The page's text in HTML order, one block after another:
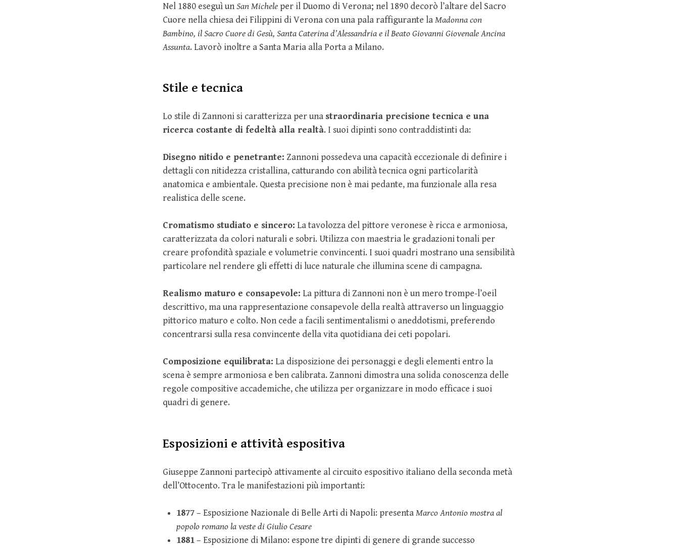
Nel 1880 eseguì unSan Michele per il Duomo di Verona; nel 1890 decorò l’altare del Sacro
Cuore nella chiesa dei Filippini di Verona con una pala raffigurante laMadonna con
Bambino, il Sacro Cuore di Gesù, Santa Caterina d’Alessandria e il Beato Giovanni Giovenale Ancina
Assunta. Lavorò inoltre a Santa Maria alla Porta a Milano.
Stile e tecnica
Lo stile di Zannoni si caratterizza per una straordinaria precisione tecnica e una
ricerca costante di fedeltà alla realtà. I suoi dipinti sono contraddistinti da:
Disegno nitido e penetrante: Zannoni possedeva una capacità eccezionale di definire i
dettagli con nitidezza cristallina, catturando con abilità tecnica ogni particolarità
anatomica e ambientale. Questa precisione non è mai pedante, ma funzionale alla resa
realistica delle scene.
Cromatismo studiato e sincero: La tavolozza del pittore veronese è ricca e armoniosa,
caratterizzata da colori naturali e sobri. Utilizza con maestria le gradazioni tonali per
creare profondità spaziale e volumetrie convincenti. I suoi quadri mostrano una sensibilità
particolare nel rendere gli effetti di luce naturale che illumina scene di campagna.
Realismo maturo e consapevole: La pittura di Zannoni non è un mero trompe-l’oeil
descrittivo, ma una rappresentazione consapevole della realtà attraverso un linguaggio
pittorico maturo e colto. Non cede a facili sentimentalismi o aneddotismi, preferendo
concentrarsi sulla resa convincente della vita quotidiana dei ceti popolari.
Composizione equilibrata: La disposizione dei personaggi e degli elementi entro la
scena è sempre armoniosa e ben calibrata. Zannoni dimostra una solida conoscenza delle
regole compositive accademiche, che utilizza per organizzare in modo efficace i suoi
quadri di genere.
Esposizioni e attività espositiva
Giuseppe Zannoni partecipò attivamente al circuito espositivo italiano della seconda metà
dell’Ottocento. Tra le manifestazioni più importanti:
1877– Esposizione Nazionale di Belle Arti di Napoli: presentaMarco Antonio mostra al
popolo romano la veste di Giulio Cesare
1881– Esposizione di Milano: espone tre dipinti di genere di grande successo